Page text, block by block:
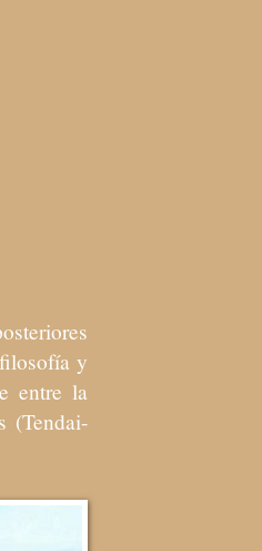
y
entre la
(Tendai-